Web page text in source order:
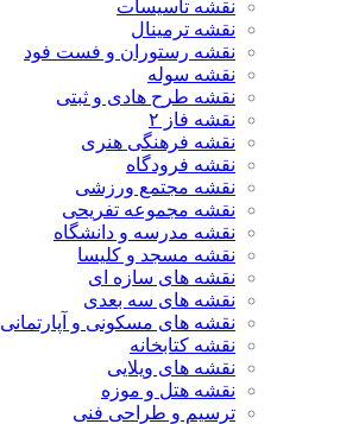
نقشه تاسیسات
نقشه ترمینال
نقشه رستوران و فست فود
نقشه سوله
نقشه طرح هادی و ثبتی
نقشه فاز ۲
نقشه فرهنگی هنری
نقشه فرودگاه
نقشه مجتمع ورزشی
نقشه مجموعه تفریحی
نقشه مدرسه و دانشگاه
نقشه مسجد و کلیسا
نقشه های سازه ای
نقشه های سه بعدی
نقشه های مسکونی و آپارتمانی
نقشه کتابخانه
نقشه های ویلایی
نقشه هتل و موزه
ترسیم و طراحی فنی